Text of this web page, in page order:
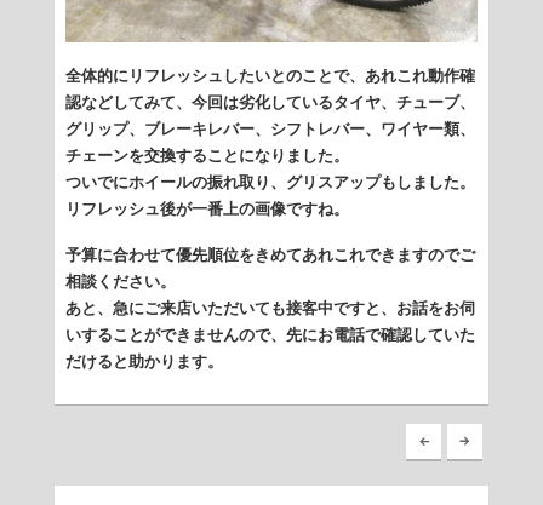
全体的にリフレッシュしたいとのことで、あれこれ動作確
認などしてみて、今回は劣化しているタイヤ、チューブ、
グリップ、ブレーキレバー、シフトレバー、ワイヤー類、
チェーンを交換することになりました。
ついでにホイールの振れ取り、グリスアップもしました。
リフレッシュ後が一番上の画像ですね。
予算に合わせて優先順位をきめてあれこれできますのでご
相談ください。
あと、急にご来店いただいても接客中ですと、お話をお伺
いすることができませんので、先にお電話で確認していた
だけると助かります。